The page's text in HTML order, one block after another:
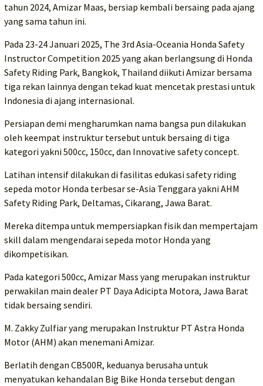
tahun 2024, Amizar Maas, bersiap kembali bersaing pada ajang
yang sama tahun ini.
Pada 23-24 Januari 2025, The 3rd Asia-Oceania Honda Safety
Instructor Competition 2025 yang akan berlangsung di Honda
Safety Riding Park, Bangkok, Thailand diikuti Amizar bersama
tiga rekan lainnya dengan tekad kuat mencetak prestasi untuk
Indonesia di ajang internasional.
Persiapan demi mengharumkan nama bangsa pun dilakukan
oleh keempat instruktur tersebut untuk bersaing di tiga
kategori yakni 500cc, 150cc, dan Innovative safety concept.
Latihan intensif dilakukan di fasilitas edukasi safety riding
sepeda motor Honda terbesar se-Asia Tenggara yakni AHM
Safety Riding Park, Deltamas, Cikarang, Jawa Barat.
Mereka ditempa untuk mempersiapkan fisik dan mempertajam
skill dalam mengendarai sepeda motor Honda yang
dikompetisikan.
Pada kategori 500cc, Amizar Mass yang merupakan instruktur
perwakilan main dealer PT Daya Adicipta Motora, Jawa Barat
tidak bersaing sendiri.
M. Zakky Zulfiar yang merupakan Instruktur PT Astra Honda
Motor (AHM) akan menemani Amizar.
Berlatih dengan CB500R, keduanya berusaha untuk
menyatukan kehandalan Big Bike Honda tersebut dengan